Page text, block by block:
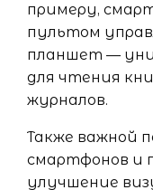
примеру,
пультом
планшет —
для чтения
журналов.
Также важной
смартфонов и
улучшение